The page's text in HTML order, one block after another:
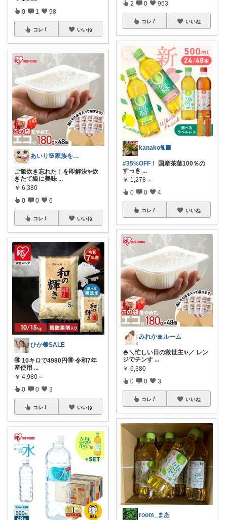
0 1 98
コレ いいね
あいり🌸家族を守るワーママ
ご飯炊き忘れた！を即解決✨炊
きたて級に美味 ...
￥ 6,380
0 0 6
コレ いいね
ひか🟢SALE
🉐 10キロで4980円🉐 令和7年
産使用 ...
￥ 4,980～
0 0 3
コレ いいね
2 0 953
コレ いいね
kanako🐈‍⬛
#35%OFF！
国産茶葉100％の
すっき ...
￥ 1,278～
0 0 4
コレ いいね
みれか🎀ルーム
🍚＼忙しい日の救世主✨／ レン
ジでチンす ...
￥ 6,380
0 0 3
コレ いいね
room_まあ